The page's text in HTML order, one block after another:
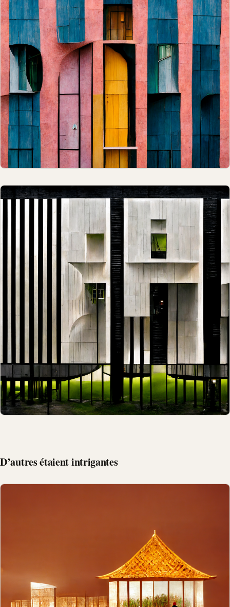
D’autres étaient intrigantes